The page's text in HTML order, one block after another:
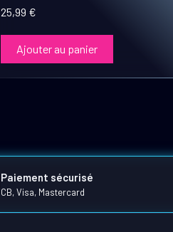
25,99 €
Ajouter au panier
Paiement sécurisé
CB, Visa, Mastercard